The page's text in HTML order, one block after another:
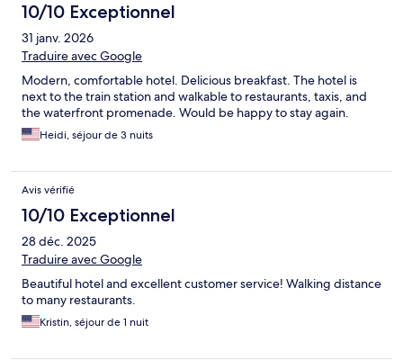
10/10 Exceptionnel
31 janv. 2026
Traduire avec Google
Modern, comfortable hotel. Delicious breakfast. The hotel is
next to the train station and walkable to restaurants, taxis, and
the waterfront promenade. Would be happy to stay again.
Heidi, séjour de 3 nuits
Avis vérifié
10/10 Exceptionnel
28 déc. 2025
Traduire avec Google
Beautiful hotel and excellent customer service! Walking distance
to many restaurants.
Kristin, séjour de 1 nuit